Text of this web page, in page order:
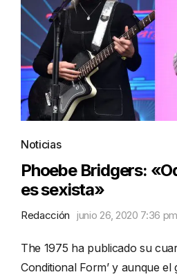
Noticias
Phoebe Bridgers:
es sexista»
Redacción junio 26, 2020 7:36 pm
The 1975 ha publicado su
Conditional Form’ y aunque